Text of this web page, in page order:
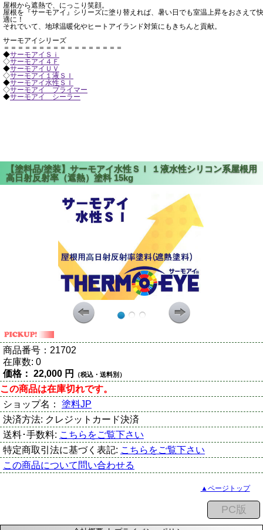
屋根から遮熱で、にっこり笑顔。
屋根を『サーモアイ』シリーズに塗り替えれば、暑い日でも室温上昇をおさえて快
適に！
それでいて、地球温暖化やヒートアイランド対策にもきちんと貢献。
サーモアイシリーズ
＝＝＝＝＝＝＝＝＝＝＝＝＝＝＝＝＝
◆サーモアイＳｉ
◇サーモアイ４Ｆ
◆サーモアイＵＶ
◇サーモアイ１液ＳＩ
◆サーモアイ水性ＳＩ
◇サーモアイ プライマー
◆サーモアイ シーラー
商品番号： 21702
在庫数: 0
価格： 22,000 円 （税込・送料別）
この商品は在庫切れです。
ショップ名： 塗料JP
決済方法: クレジットカード決済
送料･手数料: こちらをご覧下さい
特定商取引法に基づく表記: こちらをご覧下さい
この商品について問い合わせる
▲ページトップ